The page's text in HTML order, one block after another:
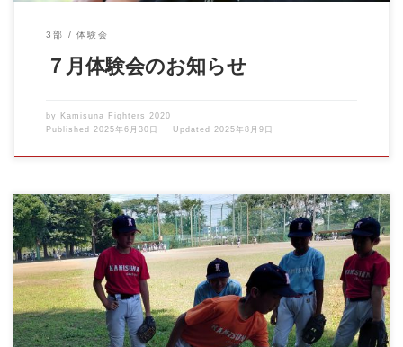
3部 体験会
７月体験会のお知らせ
by Kamisuna Fighters 2020
Published 2025年6月30日 Updated 2025年8月9日
猛暑の中、暑さに負けず練習頑張ってます！ まだまだ夏はこれか
ら、元気良く声出して […]